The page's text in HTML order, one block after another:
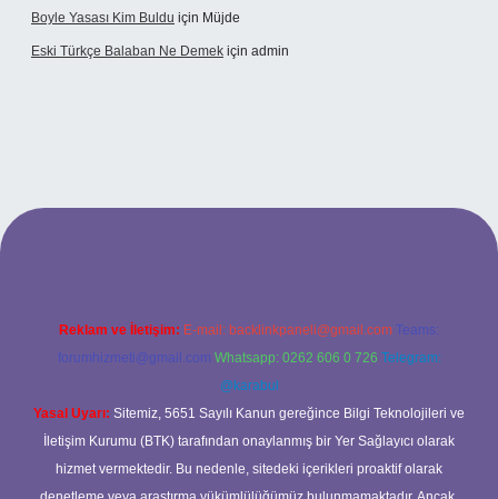
Boyle Yasası Kim Buldu için Müjde
Eski Türkçe Balaban Ne Demek için admin
casino
Reklam ve İletişim: E-mail: backlinkpaneli@gmail.com Teams:
forumhizmeti@gmail.com Whatsapp: 0262 606 0 726 Telegram:
@karabul
Yasal Uyarı: Sitemiz, 5651 Sayılı Kanun gereğince Bilgi Teknolojileri ve
İletişim Kurumu (BTK) tarafından onaylanmış bir Yer Sağlayıcı olarak
hizmet vermektedir. Bu nedenle, sitedeki içerikleri proaktif olarak